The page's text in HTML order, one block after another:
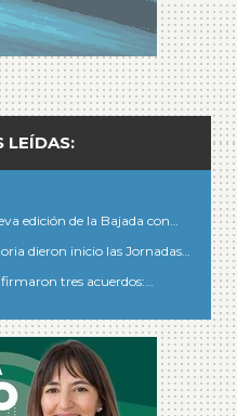
LEÍDAS:
edición de la Bajada con…
dieron inicio las Jornadas…
tres acuerdos:…